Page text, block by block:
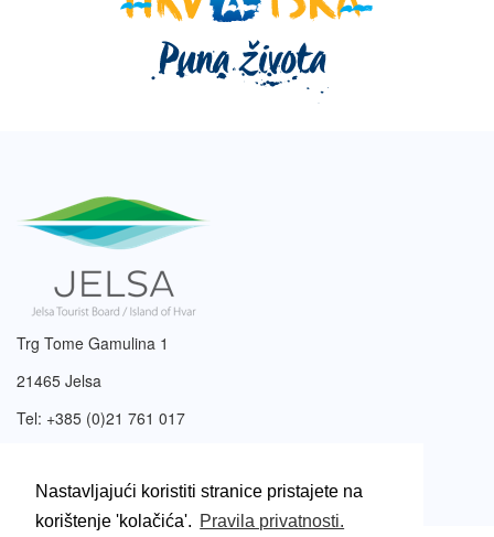
Nastavljajući koristiti stranice pristajete na
korištenje 'kolačića'. Pravila privatnosti.
Trg Tome Gamulina 1
21465 Jelsa
Tel: +385 (0)21 761 017